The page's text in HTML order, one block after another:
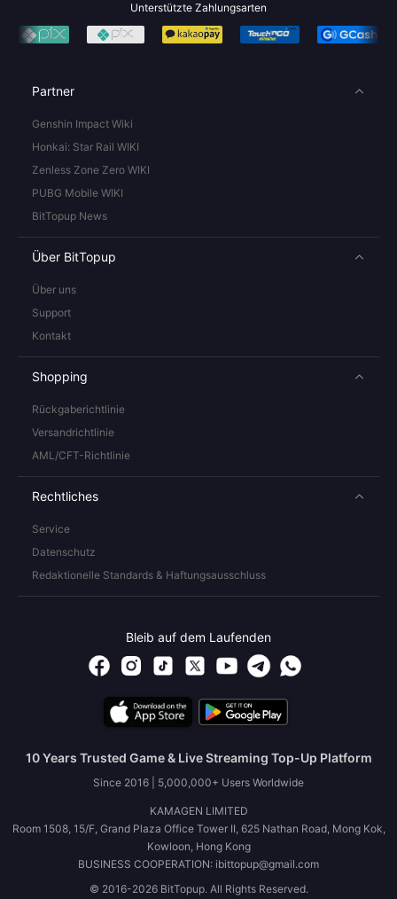
Unterstützte Zahlungsarten
Partner
Genshin Impact Wiki
Honkai: Star Rail WIKI
Zenless Zone Zero WIKI
PUBG Mobile WIKI
BitTopup News
Über BitTopup
Über uns
Support
Kontakt
Shopping
Rückgaberichtlinie
Versandrichtlinie
AML/CFT-Richtlinie
Rechtliches
Service
Datenschutz
Redaktionelle Standards & Haftungsausschluss
Bleib auf dem Laufenden
10 Years Trusted Game & Live Streaming Top-Up Platform
Since 2016 | 5,000,000+ Users Worldwide
KAMAGEN LIMITED
Room 1508, 15/F, Grand Plaza Office Tower II, 625 Nathan Road, Mong Kok,
Kowloon, Hong Kong
BUSINESS COOPERATION: ibittopup@gmail.com
© 2016-2026 BitTopup. All Rights Reserved.